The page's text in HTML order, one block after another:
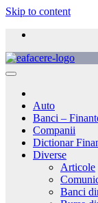
Skip to content
Auto
Banci –
Companii
Dictionar
Diverse
Articole
Banci